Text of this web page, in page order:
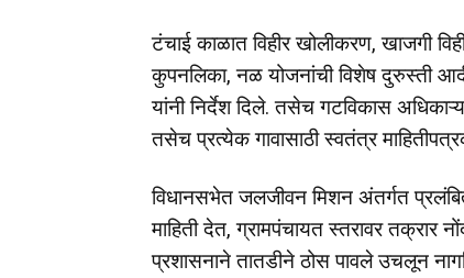
टंचाई काळात विहीर खोलीकरण, खाजगी
कुपनलिका, नळ योजनांची विशेष दुरुस्ती
यांनी निर्देश दिले. तसेच गटविकास
तसेच प्रत्येक गावासाठी स्वतंत्र
विधानसभेत जलजीवन मिशन अंतर्गत
माहिती देत, ग्रामपंचायत स्तरावर तक्रार
प्रशासनाने तातडीने ठोस पावले उचलून